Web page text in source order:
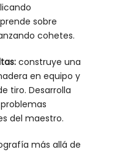
sobre
cohetes.
construye una
en equipo y
tiro. Desarrolla
del maestro.
más allá de